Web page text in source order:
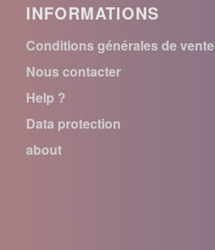
INFORMATIONS
Conditions générales de vente
Nous contacter
Help ?
Data protection
about